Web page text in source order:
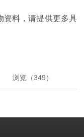
资料，请提供更多具
浏览（349）